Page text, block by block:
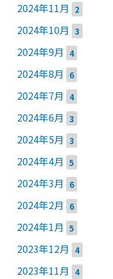
2024年11月 2
2024年10月 3
2024年9月 4
2024年8月 6
2024年7月 4
2024年6月 3
2024年5月 3
2024年4月 5
2024年3月 6
2024年2月 6
2024年1月 5
2023年12月 4
2023年11月 4